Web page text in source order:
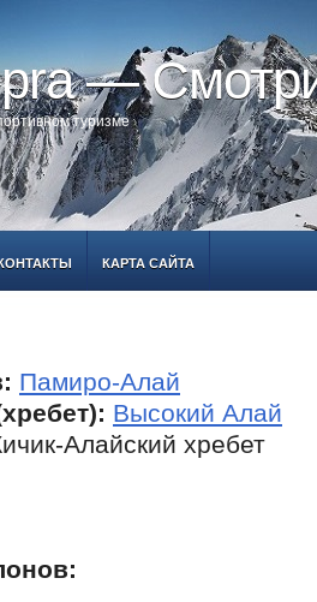
—
туризме
КАРТА САЙТА
Памиро-Алай
Высокий Алай
Алайский хребет